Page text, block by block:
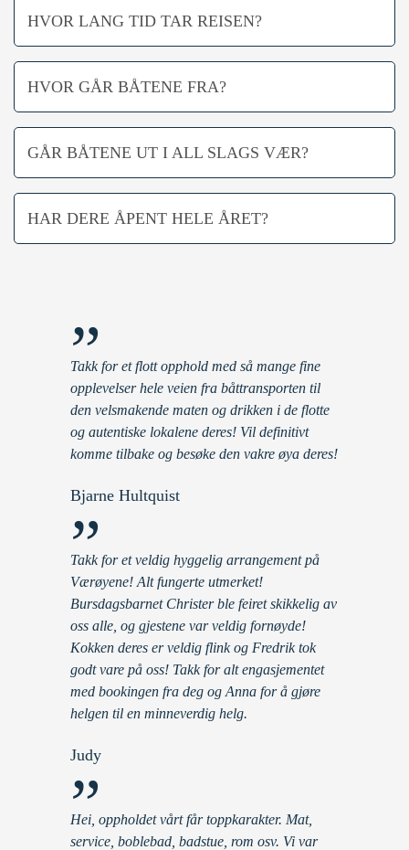
HVOR LANG TID TAR REISEN?
HVOR GÅR BÅTENE FRA?
GÅR BÅTENE UT I ALL SLAGS VÆR?
HAR DERE ÅPENT HELE ÅRET?
”
Takk for et flott opphold med så mange fine
opplevelser hele veien fra båttransporten til
den velsmakende maten og drikken i de flotte
og autentiske lokalene deres! Vil definitivt
komme tilbake og besøke den vakre øya deres!
Bjarne Hultquist
”
Takk for et veldig hyggelig arrangement på
Værøyene! Alt fungerte utmerket!
Bursdagsbarnet Christer ble feiret skikkelig av
oss alle, og gjestene var veldig fornøyde!
Kokken deres er veldig flink og Fredrik tok
godt vare på oss! Takk for alt engasjementet
med bookingen fra deg og Anna for å gjøre
helgen til en minneverdig helg.
Judy
”
Hei, oppholdet vårt får toppkarakter. Mat,
service, boblebad, badstue, rom osv. Vi var